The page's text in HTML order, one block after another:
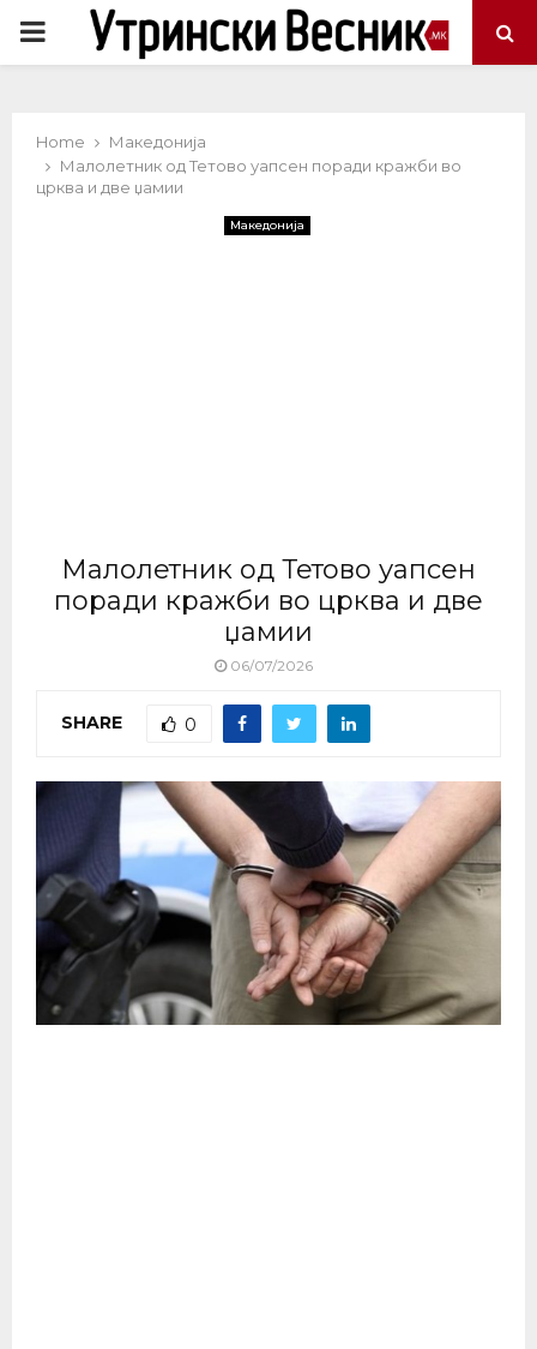
PRIMARY
Home
Македонија
Малолетник од Тетово уапсен поради кражби во
црква и две џамии
Македонија
Малолетник од Тетово уапсен
поради кражби во црква и две
џамии
06/07/2026
SHARE 0